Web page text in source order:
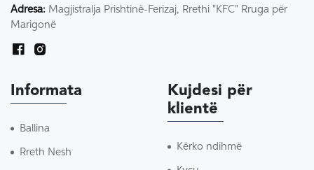
Adresa: Magjistralja Prishtinë-Ferizaj, Rrethi "KFC" Rruga për
Marigonë
Informata
Ballina
Rreth Nesh
Kujdesi për
klientë
Kërko ndihmë